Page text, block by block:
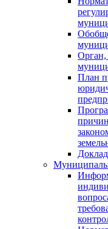
Орган,
План